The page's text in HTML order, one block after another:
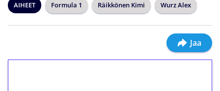
AIHEET Formula 1 Räikkönen Kimi Wurz Alex
Jaa